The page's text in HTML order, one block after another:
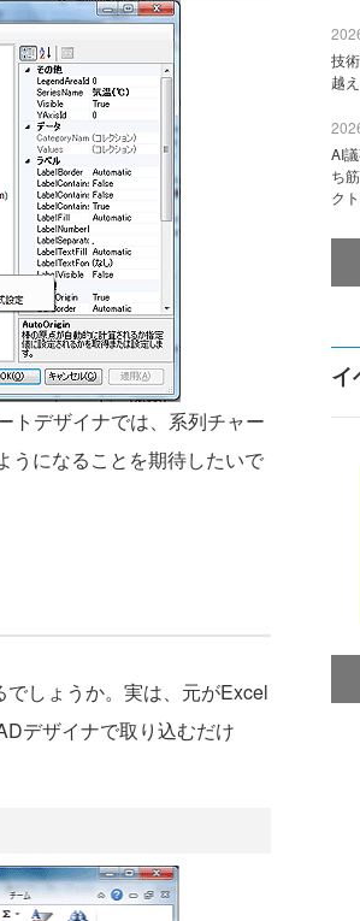
デザイナでは、系列チャー
うになることを期待したいで
しょうか。実は、元がExcel
デザイナで取り込むだけ
技
越
AI
ち
ク
イ